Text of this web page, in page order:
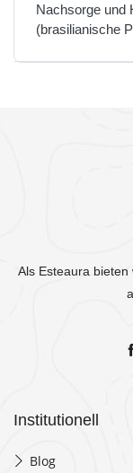
Nachsorge und
(brasilianische
Als Esteaura
Institutionell
Blog